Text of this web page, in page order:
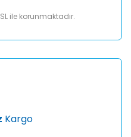
ile korunmaktadır.
Kargo